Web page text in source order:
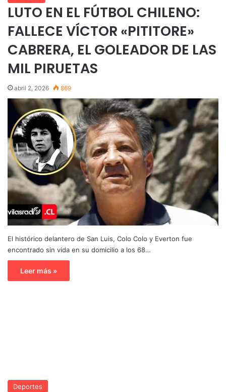
LUTO EN EL FÚTBOL CHILENO:
FALLECE VÍCTOR «PITITORE»
CABRERA, EL GOLEADOR DE LAS
MIL PIRUETAS
abril 2, 2026 869
El histórico delantero de San Luis, Colo Colo y Everton fue
encontrado sin vida en su domicilio a los 68…
Leer más »
Deportes